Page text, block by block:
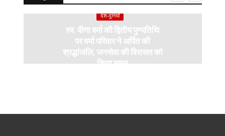
देश-दुनियाँ
स्व. वीणा वर्मा की द्वितीय पुण्यतिथि
पर वर्मा परिवार ने अर्पित की
श्रद्धांजलि, जनसेवा की विरासत को
किया नमन